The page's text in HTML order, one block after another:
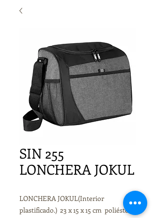
SIN 255
LONCHERA JOKUL
LONCHERA JOKUL(Interior
plastificado.) 23 x 15 x 15 cm poliéster